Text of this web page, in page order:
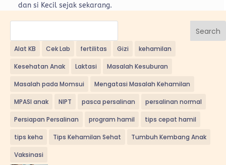
dan si Kecil sejak sekarang.
Search
Alat KB Cek Lab fertilitas Gizi kehamilan
Kesehatan Anak Laktasi Masalah Kesuburan
Masalah pada Momsui Mengatasi Masalah Kehamilan
MPASI anak NIPT pasca persalinan persalinan normal
Persiapan Persalinan program hamil tips cepat hamil
tips keha Tips Kehamilan Sehat Tumbuh Kembang Anak
Vaksinasi